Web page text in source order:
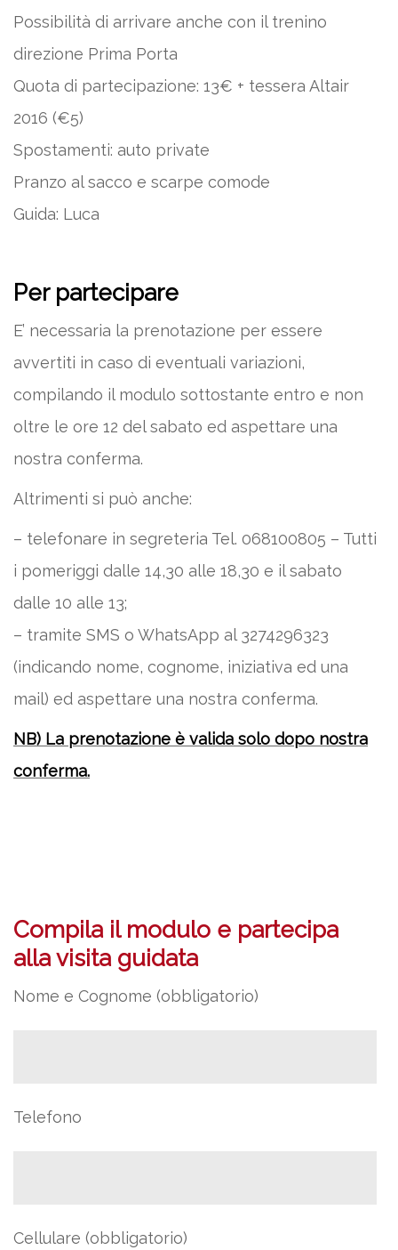
Possibilità di arrivare anche con il trenino
direzione Prima Porta
Quota di partecipazione: 13€ + tessera Altair
2016 (€5)
Spostamenti: auto private
Pranzo al sacco e scarpe comode
Guida: Luca
Per partecipare
E’ necessaria la prenotazione per essere
avvertiti in caso di eventuali variazioni,
compilando il modulo sottostante entro e non
oltre le ore 12 del sabato ed aspettare una
nostra conferma.
Altrimenti si può anche:
– telefonare in segreteria Tel. 068100805 – Tutti
i pomeriggi dalle 14,30 alle 18,30 e il sabato
dalle 10 alle 13;
– tramite SMS o WhatsApp al 3274296323
(indicando nome, cognome, iniziativa ed una
mail) ed aspettare una nostra conferma.
NB) La prenotazione è valida solo dopo nostra
conferma.
Compila il modulo e partecipa
alla visita guidata
Nome e Cognome (obbligatorio)
Telefono
Cellulare (obbligatorio)